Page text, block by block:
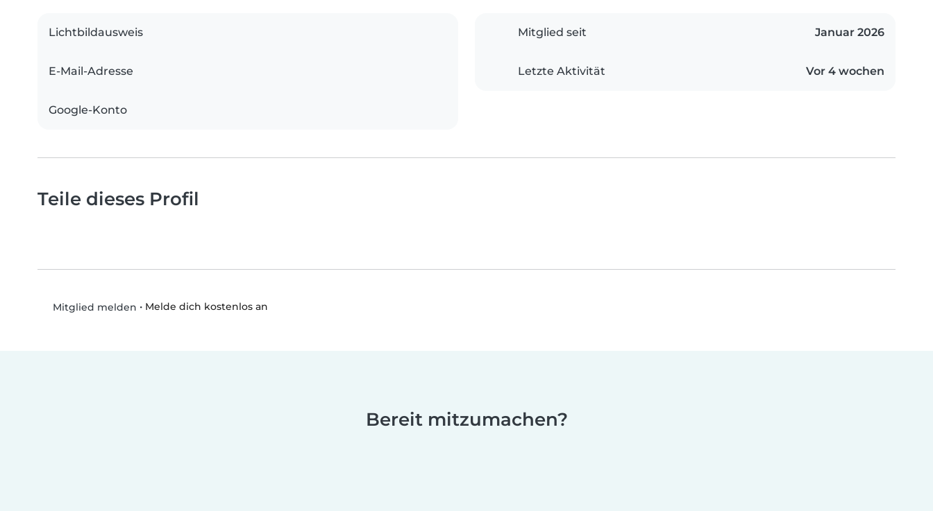
Lichtbildausweis
E-Mail-Adresse
Google-Konto
Mitglied seit Januar 2026
Letzte Aktivität Vor 4 wochen
Teile dieses Profil
Mitglied melden • Melde dich kostenlos an
Bereit mitzumachen?